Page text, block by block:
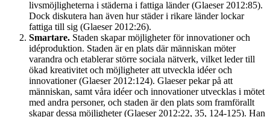
livsmöjligheterna i städerna i fattiga länder (Glaeser 2012:85).
Dock diskutera han även hur städer i rikare länder lockar
fattiga till sig (Glaeser 2012:26).
Smartare. Staden skapar möjligheter för innovationer och
idéproduktion. Staden är en plats där människan möter
varandra och etablerar större sociala nätverk, vilket leder till
ökad kreativitet och möjligheter att utveckla idéer och
innovationer (Glaeser 2012:124). Glaeser pekar på att
människan, samt våra idéer och innovationer utvecklas i mötet
med andra personer, och staden är den plats som framförallt
skapar dessa möjligheter (Glaeser 2012:22, 35, 124-125). Han